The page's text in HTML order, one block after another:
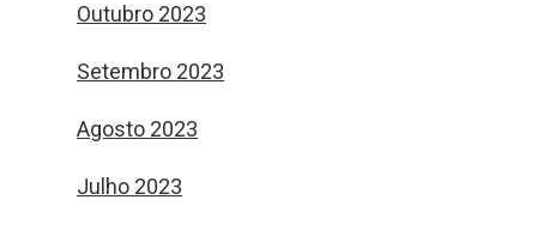
Outubro 2023
Setembro 2023
Agosto 2023
Julho 2023